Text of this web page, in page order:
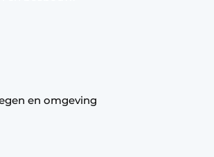
en omgeving